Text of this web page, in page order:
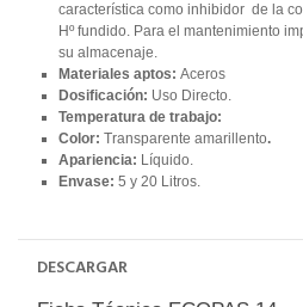
característica como inhibidor de la
Hº fundido. Para el mantenimiento
su almacenaje.
Materiales aptos: Aceros
Dosificación: Uso Directo.
Temperatura de trabajo:
Color: Transparente amarillento.
Apariencia: Líquido.
Envase: 5 y 20 Litros.
DESCARGAR